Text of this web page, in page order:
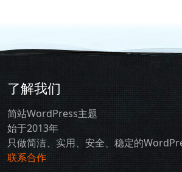
了解我们
简站WordPress主题
始于2013年
只做简洁、实用、安全、稳定的
联系合作